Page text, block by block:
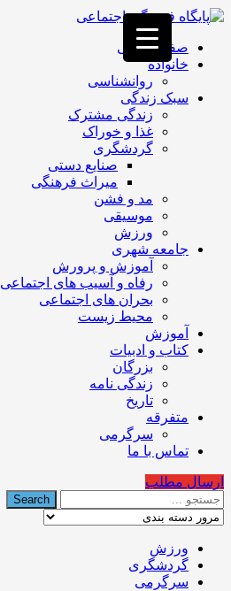
فصد
غرب
تهران
خشکشویی
تصفیه
تهران
صفحه اصلی
خانواده
روانشناسی
سبک زندگی
زندگی مشترک
غذا و خوراک
گردشگری
صنایع دستی
میراث فرهنگی
مد و فشن
موسیقی
ورزش
جامعه شهری
آموزش و پرورش
رفاه و آسیب های اجتماعی
بحران های اجتماعی
محیط زیست
آموزش
کتاب و ادبیات
بزرگان
زندگی نامه
تاریخ
متفرقه
سرگرمی
تماس با ما
ارسال مطلب
ورزش
گردشگری
سرگرمی